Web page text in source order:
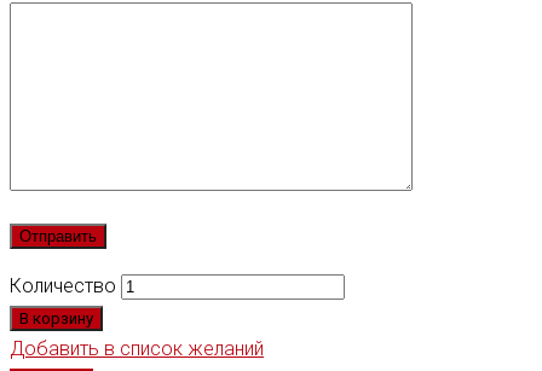
Количество
В корзину
Добавить в список желаний